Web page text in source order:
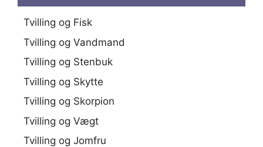
Tvilling og Fisk
Tvilling og Vandmand
Tvilling og Stenbuk
Tvilling og Skytte
Tvilling og Skorpion
Tvilling og Vægt
Tvilling og Jomfru